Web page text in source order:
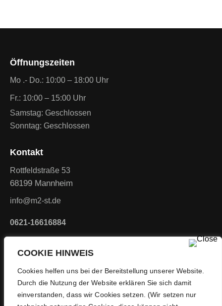
COOKIE HINWEIS
Cookies helfen uns bei der Bereitstellung unserer Website.
Durch die Nutzung der Website erklären Sie sich damit
einverstanden, dass wir Cookies setzen. (Wir setzen nur
Öffnungszeiten
Mo .- Do.: 10:00 – 18:00 Uhr
Fr.: 10:00 – 15:00 Uhr
Samstag: Geschlossen
Sonntag: Geschlossen
Kontakt
Rottfeldstraße 53
68199 Mannheim
info@m2-st.de
0621-16616884
Rechtliches
Impressum
Datenschutz